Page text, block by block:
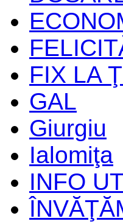
FIX LA
GAL
Giurgiu
Ialomiţa
INFO